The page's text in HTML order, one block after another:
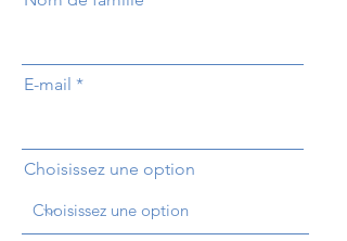
E-mail
Choisissez une option